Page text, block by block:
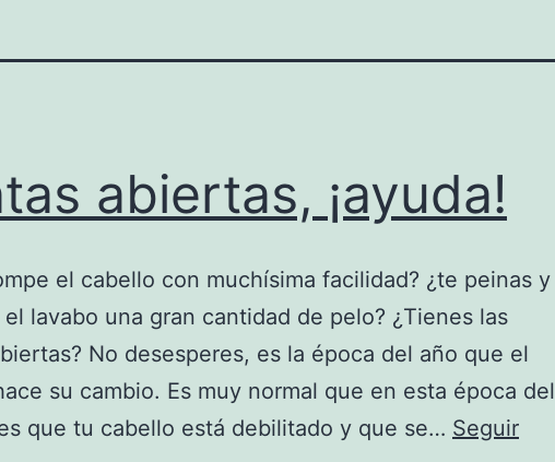
abiertas, ¡ayuda!
el cabello con muchísima facilidad? ¿te peinas y
lavabo una gran cantidad de pelo? ¿Tienes las
No desesperes, es la época del año que el
su cambio. Es muy normal que en esta época del
que tu cabello está debilitado y que se… Seguir